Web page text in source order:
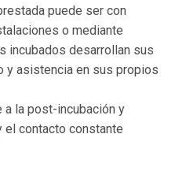
puede ser con
o mediante
incubados desarrollan sus
y asistencia en sus propios
a la post-incubación y
contacto constante